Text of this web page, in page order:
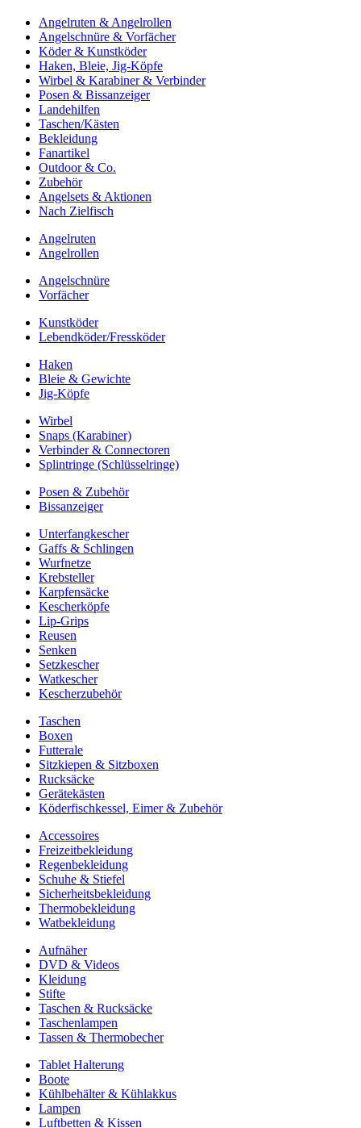
Angelruten & Angelrollen
Angelschnüre & Vorfächer
Köder & Kunstköder
Haken, Bleie, Jig-Köpfe
Wirbel & Karabiner & Verbinder
Posen & Bissanzeiger
Landehilfen
Taschen/Kästen
Bekleidung
Fanartikel
Outdoor & Co.
Zubehör
Angelsets & Aktionen
Nach Zielfisch
Angelruten
Angelrollen
Angelschnüre
Vorfächer
Kunstköder
Lebendköder/Fressköder
Haken
Bleie & Gewichte
Jig-Köpfe
Wirbel
Snaps (Karabiner)
Verbinder & Connectoren
Splintringe (Schlüsselringe)
Posen & Zubehör
Bissanzeiger
Unterfangkescher
Gaffs & Schlingen
Wurfnetze
Krebsteller
Karpfensäcke
Kescherköpfe
Lip-Grips
Reusen
Senken
Setzkescher
Watkescher
Kescherzubehör
Taschen
Boxen
Futterale
Sitzkiepen & Sitzboxen
Rucksäcke
Gerätekästen
Köderfischkessel, Eimer & Zubehör
Accessoires
Freizeitbekleidung
Regenbekleidung
Schuhe & Stiefel
Sicherheitsbekleidung
Thermobekleidung
Watbekleidung
Aufnäher
DVD & Videos
Kleidung
Stifte
Taschen & Rucksäcke
Taschenlampen
Tassen & Thermobecher
Tablet Halterung
Boote
Kühlbehälter & Kühlakkus
Lampen
Luftbetten & Kissen